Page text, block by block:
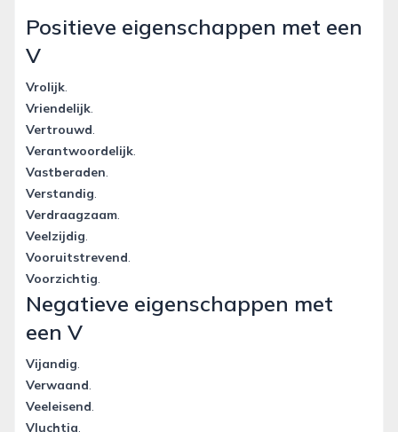
Positieve eigenschappen met een
V
Vrolijk.
Vriendelijk.
Vertrouwd.
Verantwoordelijk.
Vastberaden.
Verstandig.
Verdraagzaam.
Veelzijdig.
Vooruitstrevend.
Voorzichtig.
Negatieve eigenschappen met
een V
Vijandig.
Verwaand.
Veeleisend.
Vluchtig.